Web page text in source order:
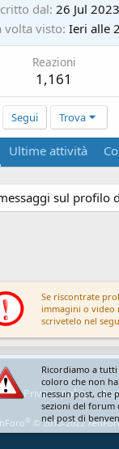
dal 26 Jul 2023
volta visto Ieri alle
Reazioni
1,161
Segui Trova
Ultime attività
sul profilo
Privacy policy
® © 2010-2022
Se riscontrate
immagini o video
scrivetelo nel
Ricordiamo a
coloro che non
nessun post, che
sezioni del forum
nel post di